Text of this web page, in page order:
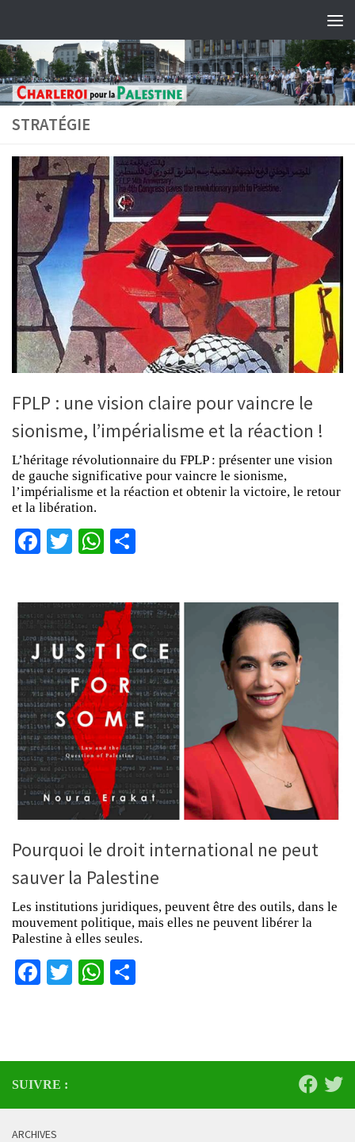
STRATÉGIE
FPLP : une vision claire pour vaincre le
sionisme, l’impérialisme et la réaction !
L’héritage révolutionnaire du FPLP : présenter une vision
de gauche significative pour vaincre le sionisme,
l’impérialisme et la réaction et obtenir la victoire, le retour
et la libération.
Facebook
TwitterWhatsApp
Pourquoi le droit international ne peut
sauver la Palestine
Les institutions juridiques, peuvent être des outils, dans le
mouvement politique, mais elles ne peuvent libérer la
Palestine à elles seules.
Facebook
TwitterWhatsApp
SUIVRE :
ARCHIVES